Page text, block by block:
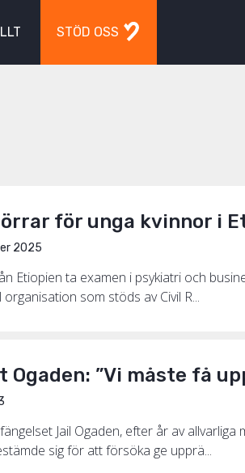
STÖD OSS
för unga kvinnor i
2025
Etiopien ta examen i psykiatri och
som stöds av Civil R...
Ogaden: ”Vi måste få
Jail Ogaden, efter år av allvarliga
sig för att försöka ge upprä...